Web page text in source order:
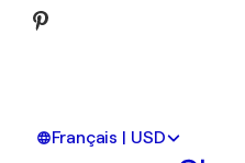
Français | USD